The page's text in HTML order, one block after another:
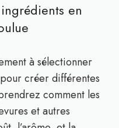
en
à sélectionner
créer différentes
comment les
et autres